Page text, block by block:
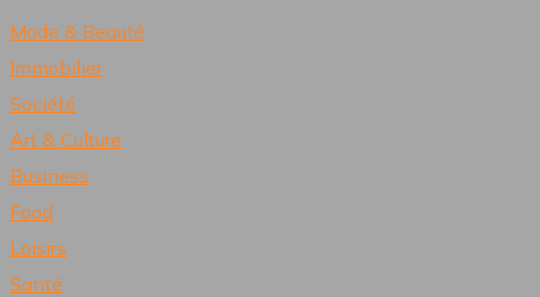
Mode & Beauté
Immobilier
Société
Art & Culture
Business
Food
Loisirs
Santé